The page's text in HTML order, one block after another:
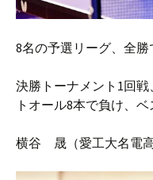
8名の予選リーグ、全勝
決勝トーナメント1回
トオール8本で負け、ベ
横谷 晟（愛工大名電高